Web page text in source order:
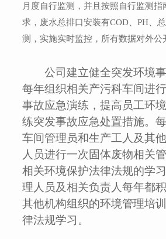
月度自行监测，并且按照自行监测指
求，废水总排口安装有COD 、PH 、
测，实施实时监控，所有数据对外公
公司建立健全突发环境
每年组织相关产污科车间进
事故应急演练，提高员工环
练突发事故应急处置措施。
车间管理员和生产工人及其
人员进行一次固体废物相关
相关环境保护法律法规的学
理人员及相关负责人每年都
其他机构组织的环境管理培
律法规学习。